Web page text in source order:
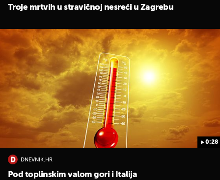
Troje mrtvih u stravičnoj nesreći u Zagrebu
0:28
DNEVNIK.HR
Pod toplinskim valom gori i Italija